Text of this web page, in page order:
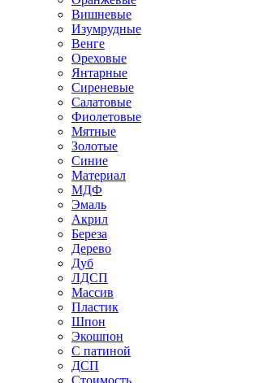
Вишневые
Изумрудные
Венге
Ореховые
Янтарные
Сиреневые
Салатовые
Фиолетовые
Мятные
Золотые
Синие
Материал
МДФ
Эмаль
Акрил
Береза
Дерево
Дуб
ЛДСП
Массив
Пластик
Шпон
Экошпон
С патиной
ДСП
Стоимость